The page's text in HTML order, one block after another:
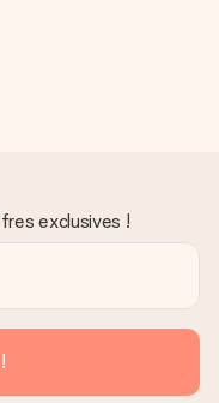
exclusives !